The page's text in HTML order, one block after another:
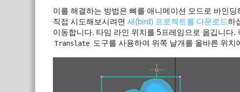
이를 해결하는 방법은 뼈를 애니메이션 모드로 바인
직접 시도해보시려면 새(bird) 프로젝트를 다운로드하
이동합니다. 타임 라인 위치를 5프레임으로 옮깁니다.
Translate 도구를 사용하여 위쪽 날개를 올바른 위치